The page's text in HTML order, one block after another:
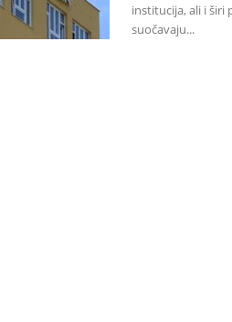
institucija, ali i širi
suočavaju...